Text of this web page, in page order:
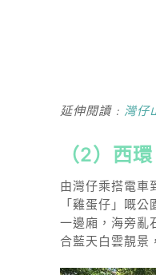
延伸閱讀﹕ 灣仔
（2）西
由灣仔乘搭電車
「雞蛋仔」嘅
一邊廂，海旁亂
合藍天白雲靚景